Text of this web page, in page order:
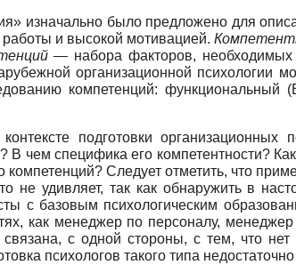
изначально было предложено для
и высокой мотивацией.
— набора факторов, необходимых
организационной
ком­петенций:
подготовки
В чем специфика его компетентности?
компетенций? Следует отметить, что
не удивляет, так как обнаружить в
с базовым психологическим
как менеджер по персоналу,
с одной стороны, с тем, что
психологов такого типа